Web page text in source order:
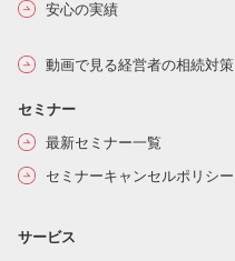
安心の実績
動画で見る経営者の相続対策
セミナー
最新セミナー一覧
セミナーキャンセルポリシー
サービス